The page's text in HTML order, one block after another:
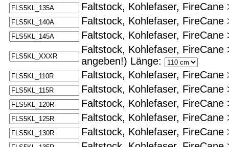
Faltstock, Kohlefaser,
Faltstock, Kohlefaser,
Faltstock, Kohlefaser,
Faltstock, Kohlefaser,
angeben!) Länge:
Faltstock, Kohlefaser,
Faltstock, Kohlefaser,
Faltstock, Kohlefaser,
Faltstock, Kohlefaser,
Faltstock, Kohlefaser,